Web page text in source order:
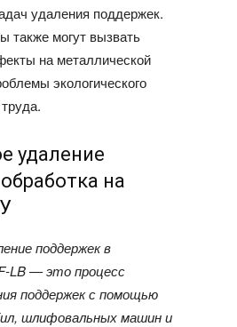
удаления поддержек.
также могут вызвать
на металлической
экологического
удаление
на
поддержек в
LB — это процесс
поддержек с помощью
шлифовальных машин и